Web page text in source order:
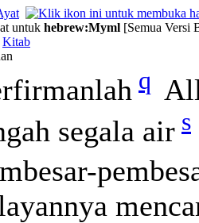
untuk hebrew:Myml [Semua Versi
Kitab
q
segala air s